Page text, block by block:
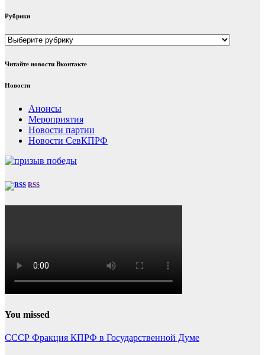
Рубрики
Рубрики
Читайте новости Вконтакте
Новости
Анонсы
Мероприятия
Новости партии
Новости СевКПРФ
RSS
You missed
СССР Фракция КПРФ в Государственной Думе